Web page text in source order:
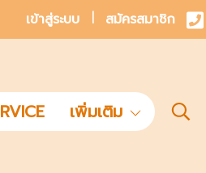
เข้าสู่ระบบ สมัครสมาชิก
เพิ่มเติม